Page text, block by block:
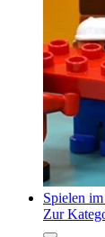
Spielen
Zur